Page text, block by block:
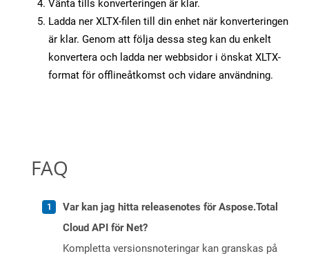
Vänta tills konverteringen är klar.
Ladda ner XLTX-filen till din enhet när konverteringen
är klar. Genom att följa dessa steg kan du enkelt
konvertera och ladda ner webbsidor i önskat XLTX-
format för offlineåtkomst och vidare användning.
FAQ
Var kan jag hitta releasenotes för Aspose.Total
Cloud API för Net?
Kompletta versionsnoteringar kan granskas på